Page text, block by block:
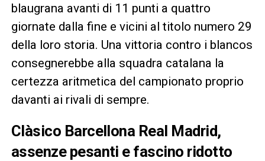
blaugrana avanti di 11 punti a quattro
giornate dalla fine e vicini al titolo numero 29
della loro storia. Una vittoria contro i blancos
consegnerebbe alla squadra catalana la
certezza aritmetica del campionato proprio
davanti ai rivali di sempre.
Clàsico Barcellona Real Madrid,
assenze pesanti e fascino ridotto